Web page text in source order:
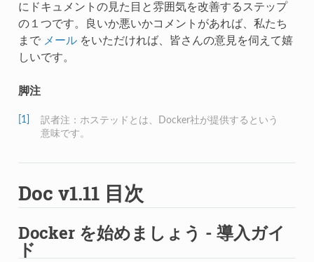
にドキュメントの見た目と雰囲気を改善するステップ
の１つです。良いか悪いかコメントがあれば、私たち
まで メールをいただければ、皆さんの意見を伺えて嬉
しいです。
脚注
[1]
訳者注：ホステッドとは、Docker社が提供するという
意味です。
Doc v1.11 目次
Docker を始めましょう - 導入ガイ
ド